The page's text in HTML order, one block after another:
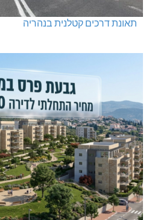
תאונת דרכים קטלנית בנהריה